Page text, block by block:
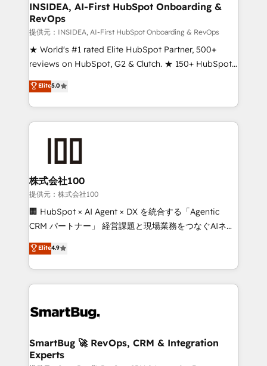
INSIDEA, AI-First HubSpot Onboarding &
RevOps
提供元：INSIDEA, AI-First HubSpot Onboarding & RevOps
★ World's #1 rated Elite HubSpot Partner, 500+
reviews on HubSpot, G2 & Clutch. ★ 150+ HubSpot
Certified Experts & Trainers across the team ★
1,500+ implementations across five continents ★ AI-
First, RevOps-led, Onboarding obsessed ★
Company of the Year 2024/25 INSIDEA helps
and build AI-powered workflows that drive adoption
from week one, in your time zone. What we do ➤
Onboarding: Live in weeks, with workflows built
around your business, not a template. ➤ Migration:
Move from any legacy CRM. Zero downtime, full data
run your revenue process. Sales, marketing, and
service wired together. ➤ AI and Integrations: Layer
tune-ups, feature rollouts, adoption coaching. Buying
HubSpot, switching to it, or reviving a stale portal?
We are built for the work.
Elite5.0
株式会社100
提供元：株式会社100
🏢 HubSpot × AI Agent × DX を統合する「Agentic
CRM パートナー」 経営課題と現場業務をつなぐAIネイ
ティブ・エージェンシーとして、HubSpot Eliteの実装
力で顧客フロント業務を再設計します。 💡 100inc は何
をする会社か？ HubSpotを共通基盤に、AIエージェン
トを組み込んだ顧客フロント業務（マーケティング・営
ィブ・エージェンシーです。事業部・グループ会社・部
を、CRMを軸とした全社共通基盤に再構築します。意
思決定者・PMO・現場担当者に並走します。 1️⃣
Elite4.9
SmartBug 🚀 RevOps, CRM & Integration
Experts